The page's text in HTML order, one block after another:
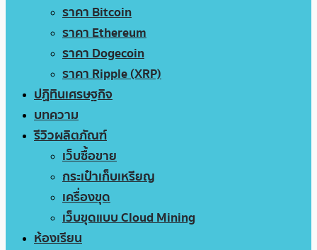
ราคา Bitcoin
ราคา Ethereum
ราคา Dogecoin
ราคา Ripple (XRP)
ปฏิทินเศรษฐกิจ
บทความ
รีวิวผลิตภัณฑ์
เว็บซื้อขาย
กระเป๋าเก็บเหรียญ
เครื่องขุด
เว็บขุดแบบ Cloud Mining
ห้องเรียน